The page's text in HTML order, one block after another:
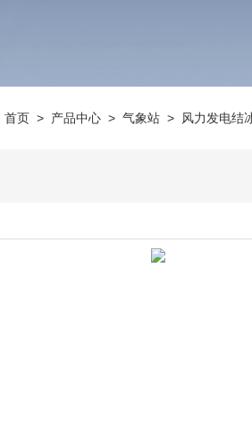
首页> 产品中心> 气象站> 风力发电结